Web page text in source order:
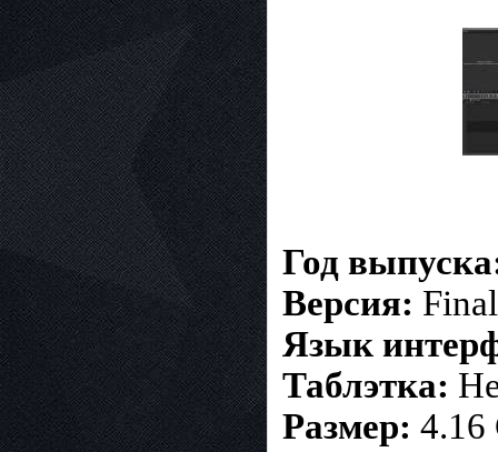
Год
Версия:
Язык
Таблэтка:
Размер: 4.16